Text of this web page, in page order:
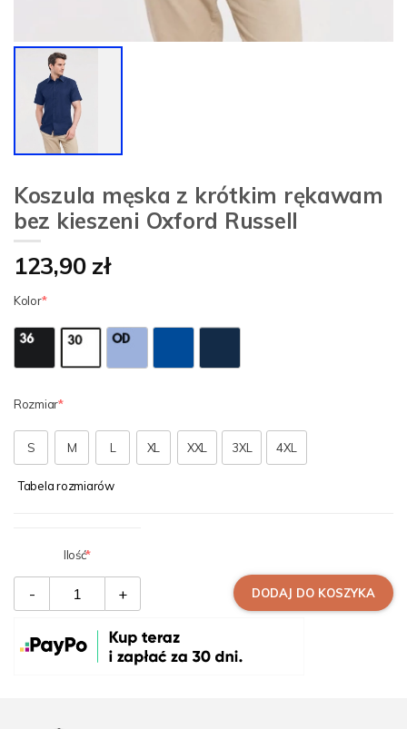
Koszula męska z krótkim rękawam
bez kieszeni Oxford Russell
123,90 zł
Kolor
Rozmiar
S M L XL XXL 3XL 4XL
Tabela rozmiarów
Ilość
- + DODAJ DO KOSZYKA